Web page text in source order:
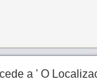
a ' O